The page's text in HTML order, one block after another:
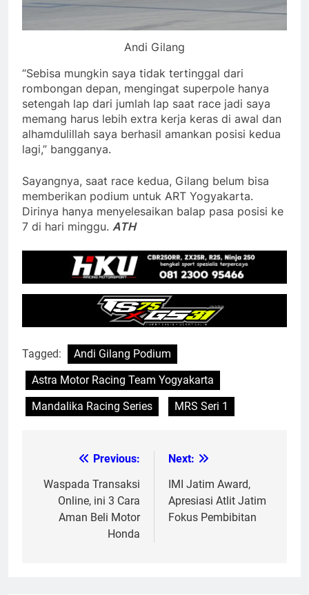
Andi Gilang
“Sebisa mungkin saya tidak tertinggal dari
rombongan depan, mengingat superpole hanya
setengah lap dari jumlah lap saat race jadi saya
memang harus lebih extra kerja keras di awal dan
alhamdulillah saya berhasil amankan posisi kedua
lagi,” bangganya.
Sayangnya, saat race kedua, Gilang belum bisa
memberikan podium untuk ART Yogyakarta.
Dirinya hanya menyelesaikan balap pasa posisi ke
7 di hari minggu. ATH
Tagged:
Andi Gilang Podium
Astra Motor Racing Team Yogyakarta
Mandalika Racing Series
MRS Seri 1
navigation
Previous:
Waspada Transaksi
Online, ini 3 Cara
Aman Beli Motor
Honda
Next:
IMI Jatim Award,
Apresiasi Atlit Jatim
Fokus Pembibitan